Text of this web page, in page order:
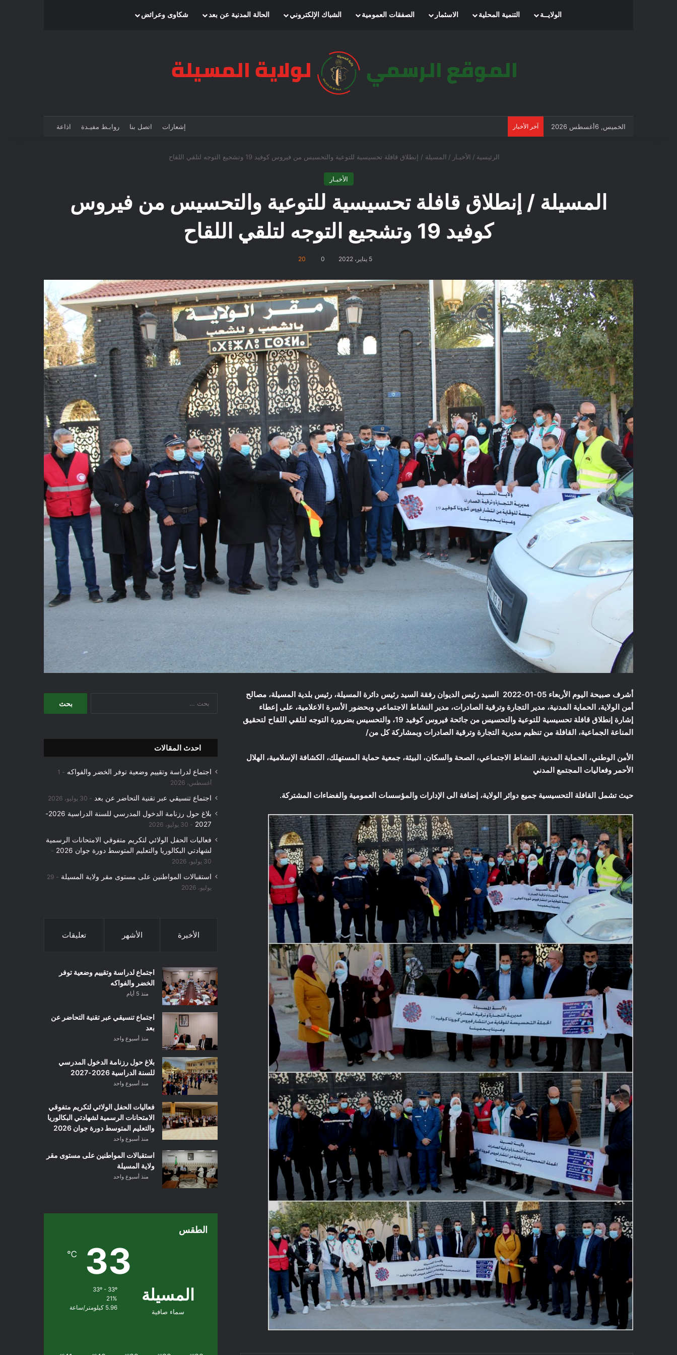
الرئيسيةالولايــة التنمية المحلية الاسثمار الصفقات العمومية الشباك الإلكتروني الحالة المدنية عن بعد شكاوى وعرائض
الخميس, 6أغسطس 2026 آخر الأخبار إشعارات اتصل بنا روابـط مفيـدة اذاعة
الرئيسية / الأخبـار / المسيلة / إنطلاق قافلة تحسيسية للتوعية والتحسيس من فيروس كوفيد 19 وتشجيع التوجه لتلقي اللقاح
الأخبـار
المسيلة / إنطلاق قافلة تحسيسية للتوعية والتحسيس من فيروس
كوفيد 19 وتشجيع التوجه لتلقي اللقاح
5 يناير، 2022 0
20
أشرف صبيحة اليوم الأربعاء 05-01-2022 السيد رئيس الديوان رفقة السيد رئيس دائرة المسيلة، رئيس بلدية المسيلة، مصالح
أمن الولاية، الحماية المدنية، مدير التجارة وترقية الصادرات، مدير النشاط الاجتماعي وبحضور الأسرة الاعلامية، على إعطاء
إشارة إنطلاق قافلة تحسيسية للتوعية والتحسيس من جائحة فيروس كوفيد 19، والتحسيس بضرورة التوجه لتلقي اللقاح لتحقيق
المناعة الجماعية، القافلة من تنظيم مديرية التجارة وترقية الصادرات وبمشاركة كل من/
الأمن الوطني، الحماية المدنية، النشاط الاجتماعي، الصحة والسكان، البيئة، جمعية حماية المستهلك، الكشافة الإسلامية، الهلال
الأحمر وفعاليات المجتمع المدني
حيث تشمل القافلة التحسيسية جميع دوائر الولاية، إضافة الى الإدارات والمؤسسات العمومية والفضاءات المشتركة.
احدث المقالات
اجتماع لدراسة وتقييم وضعية توفر الخضر والفواكه
1
أغسطس، 2026
اجتماع تنسيقي عبر تقنية التحاضر عن بعد 30 يوليو، 2026
بلاغ حول رزنامة الدخول المدرسي للسنة الدراسية 2026-
2027
30 يوليو، 2026
فعاليات الحفل الولائي لتكريم متفوقي الامتحانات الرسمية
لشهادتي البكالوريا والتعليم المتوسط دورة جوان 2026
30 يوليو، 2026
استقبالات المواطنين على مستوى مقر ولاية المسيلة
29
يوليو، 2026
الأخيرة الأشهر تعليقات
اجتماع لدراسة وتقييم وضعية توفر
الخضر والفواكه
منذ 5 أيام
اجتماع تنسيقي عبر تقنية التحاضر عن
بعد
منذ أسبوع واحد
بلاغ حول رزنامة الدخول المدرسي
للسنة الدراسية 2026-2027
منذ أسبوع واحد
فعاليات الحفل الولائي لتكريم متفوقي
الامتحانات الرسمية لشهادتي البكالوريا
والتعليم المتوسط دورة جوان 2026
منذ أسبوع واحد
استقبالات المواطنين على مستوى مقر
ولاية المسيلة
منذ أسبوع واحد
الطقس
المسيلة
سماء صافية
33
℃
33º - 33º
21%
5.96 كيلومتر/ساعة